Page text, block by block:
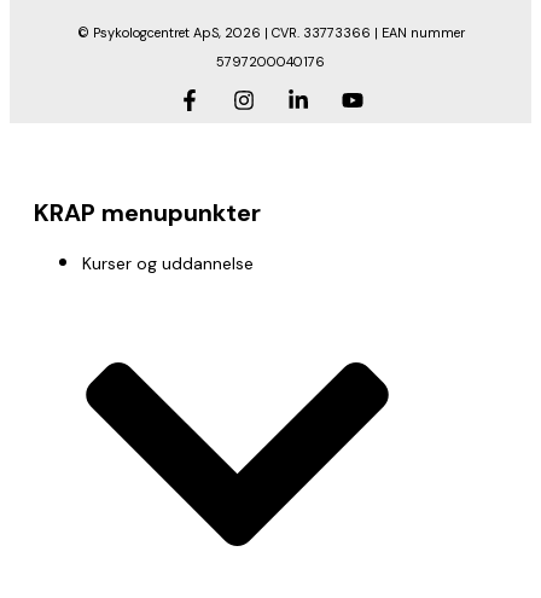
© Psykologcentret ApS, 2026 | CVR. 33773366 | EAN nummer
5797200040176
KRAP menupunkter
Kurser og uddannelse